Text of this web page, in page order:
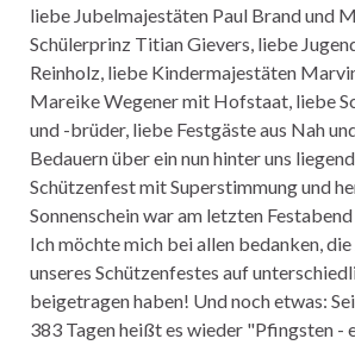
liebe Jubelmajestäten Paul Brand und
Schülerprinz Titian Gievers, liebe
Reinholz, liebe Kindermajestäten
Mareike Wegener mit Hofstaat, liebe
und -brüder, liebe Festgäste aus Nah
Bedauern über ein nun hinter uns
Schützenfest mit Superstimmung und
Sonnenschein war am letzten
Ich möchte mich bei allen bedanken,
unseres Schützenfestes auf
beigetragen haben! Und noch etwas:
383 Tagen heißt es wieder "Pfingsten -